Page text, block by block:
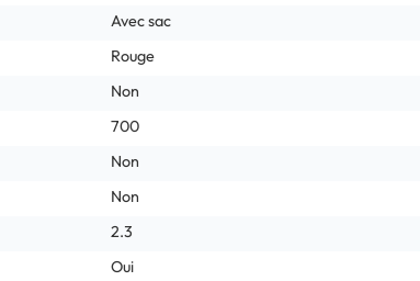
Avec sac
Rouge
Non
700
Non
Non
2.3
Oui